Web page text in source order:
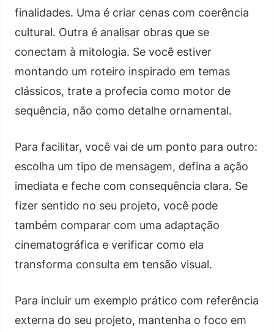
finalidades. Uma é criar cenas com coerência
cultural. Outra é analisar obras que se
conectam à mitologia. Se você estiver
montando um roteiro inspirado em temas
clássicos, trate a profecia como motor de
sequência, não como detalhe ornamental.
Para facilitar, você vai de um ponto para outro:
escolha um tipo de mensagem, defina a ação
imediata e feche com consequência clara. Se
fizer sentido no seu projeto, você pode
também comparar com uma adaptação
cinematográfica e verificar como ela
transforma consulta em tensão visual.
Para incluir um exemplo prático com referência
externa do seu projeto, mantenha o foco em